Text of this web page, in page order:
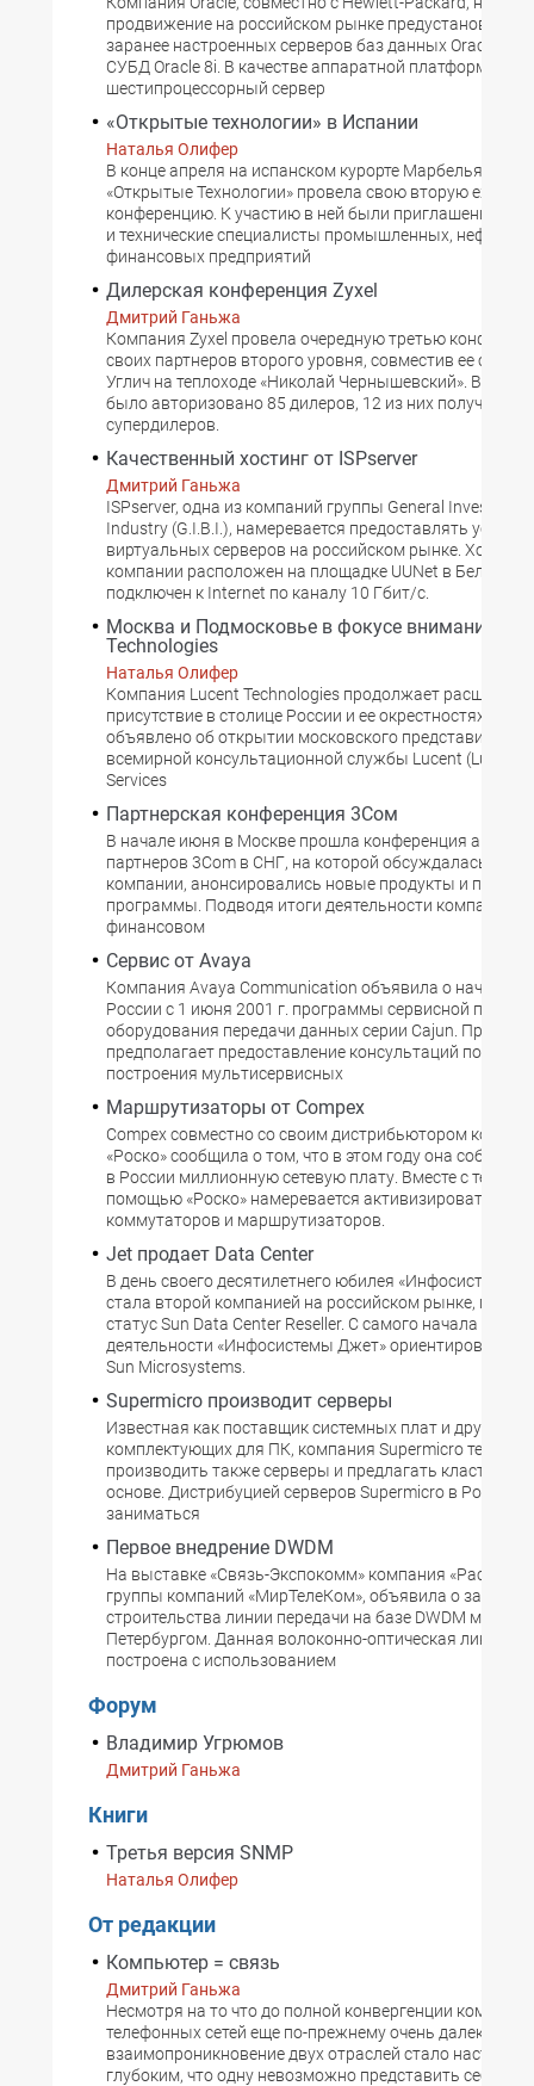
продвижение на российском рынке
заранее настроенных серверов баз данных Oracle
СУБД Oracle 8i. В качестве аппаратной платформы
шестипроцессорный сервер
«Открытые технологии» в Испании
Наталья Олифер
В конце апреля на испанском курорте Марбелья
«Открытые Технологии» провела свою вторую
конференцию. К участию в ней были приглашены
и технические специалисты промышленных,
финансовых предприятий
Дилерская конференция Zyxel
Дмитрий Ганьжа
Компания Zyxel провела очередную третью
своих партнеров второго уровня, совместив ее с
Углич на теплоходе «Николай Чернышевский». В этом
было авторизовано 85 дилеров, 12 из них получили
супердилеров.
Качественный хостинг от ISPserver
Дмитрий Ганьжа
ISPserver, одна из компаний группы General
Industry (G.I.B.I.), намеревается предоставлять услуги
виртуальных серверов на российском рынке.
компании расположен на площадке UUNet в Бельгии и
подключен к Internet по каналу 10 Гбит/с.
Москва и Подмосковье в фокусе внимания
Technologies
Наталья Олифер
Компания Lucent Technologies продолжает расширять
присутствие в столице России и ее окрестностях. 11
объявлено об открытии московского
всемирной консультационной службы Lucent (Lucent
Services
Партнерская конференция 3Cом
В начале июня в Москве прошла конференция
партнеров 3Com в СНГ, на которой обсуждалась
компании, анонсировались новые продукты и
программы. Подводя итоги деятельности компании в
финансовом
Сервис от Avaya
Компания Avaya Communication объявила о начале
России с 1 июня 2001 г. программы сервисной
оборудования передачи данных серии Cajun.
предполагает предоставление консультаций по
построения мультисервисных
Маршрутизаторы от Compex
Compex совместно со своим дистрибьютором
«Роско» сообщила о том, что в этом году она
в России миллионную сетевую плату. Вместе с тем,
помощью «Роско» намеревается активизировать
коммутаторов и маршрутизаторов.
Jet продает Data Center
В день своего десятилетнего юбилея «Инфосистемы
стала второй компанией на российском рынке,
статус Sun Data Center Reseller. С самого начала своей
деятельности «Инфосистемы Джет» ориентировалась
Sun Microsystems.
Supermicro производит серверы
Известная как поставщик системных плат и других
комплектующих для ПК, компания Supermicro теперь
производить также серверы и предлагать кластеры
основе. Дистрибуцией серверов Supermicro в России
заниматься
Первое внедрение DWDM
На выставке «Связь-Экспокомм» компания «Раском»,
группы компаний «МирТелеКом», объявила о
строительства линии передачи на базе DWDM между
Петербургом. Данная волоконно-оптическая линия
построена с использованием
Форум
Владимир Угрюмов
Дмитрий Ганьжа
Книги
Третья версия SNMP
Наталья Олифер
От редакции
Компьютер = связь
Дмитрий Ганьжа
Несмотря на то что до полной конвергенции
телефонных сетей еще по-прежнему очень далеко,
взаимопроникновение двух отраслей стало настолько
глубоким, что одну невозможно представить себе в